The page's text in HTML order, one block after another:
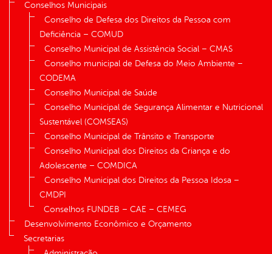
Conselhos Municipais
Conselho de Defesa dos Direitos da Pessoa com
Deficiência – COMUD
Conselho Municipal de Assistência Social – CMAS
Conselho municipal de Defesa do Meio Ambiente –
CODEMA
Conselho Municipal de Saúde
Conselho Municipal de Segurança Alimentar e Nutricional
Sustentável (COMSEAS)
Conselho Municipal de Trânsito e Transporte
Conselho Municipal dos Direitos da Criança e do
Adolescente – COMDICA
Conselho Municipal dos Direitos da Pessoa Idosa –
CMDPI
Conselhos FUNDEB – CAE – CEMEG
Desenvolvimento Econômico e Orçamento
Secretarias